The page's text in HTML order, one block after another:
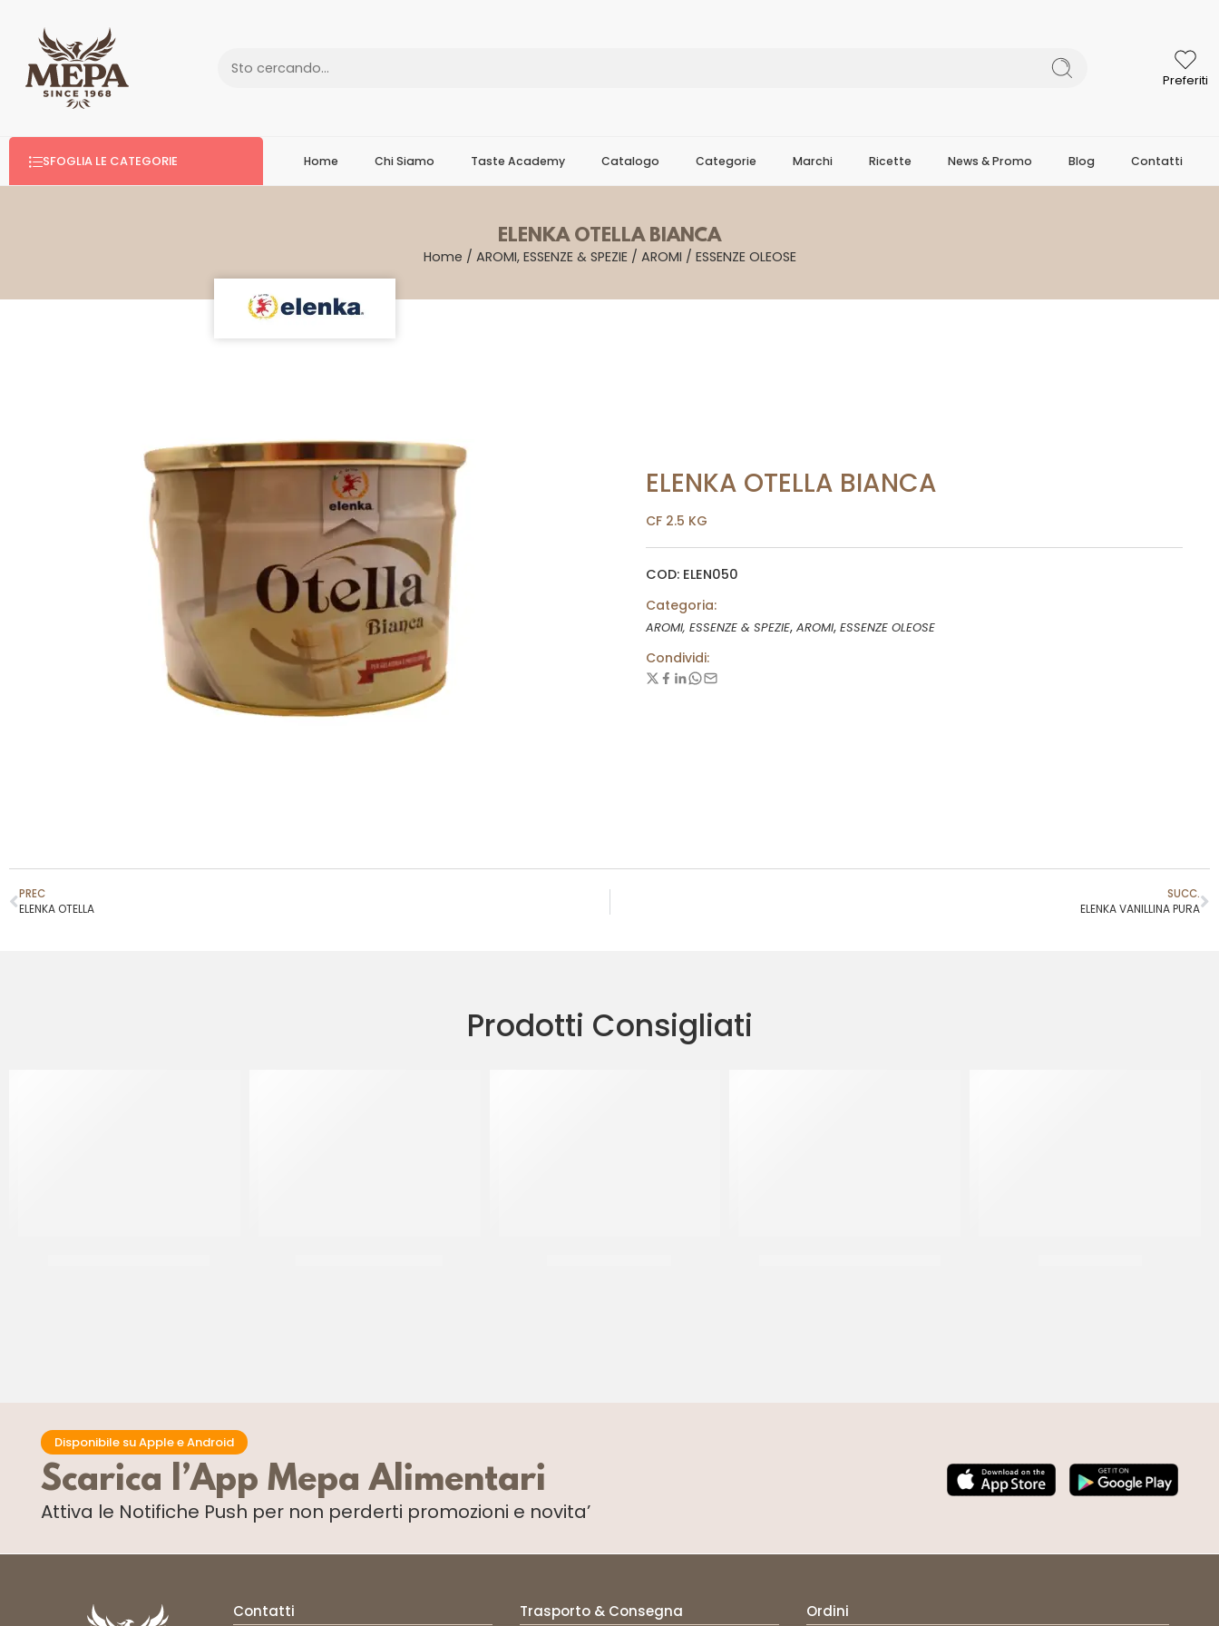
Preferiti
SFOGLIA LE CATEGORIE Home Chi Siamo Taste Academy Catalogo Categorie Marchi Ricette News & Promo Blog Contatti
ELENKA OTELLA BIANCA
Home / AROMI, ESSENZE & SPEZIE/ AROMI / ESSENZE OLEOSE
ELENKA OTELLA BIANCA
CF 2.5 KG
COD: ELEN050
Categoria:
AROMI, ESSENZE & SPEZIE, AROMI, ESSENZE OLEOSE
Condividi:
PREC
ELENKA OTELLA
SUCC.
ELENKA VANILLINA PURA
Prodotti Consigliati
Disponibile su Apple e Android
Scarica l’App Mepa Alimentari
Attiva le Notifiche Push per non perderti promozioni e novita’
Contatti Trasporto & Consegna Ordini